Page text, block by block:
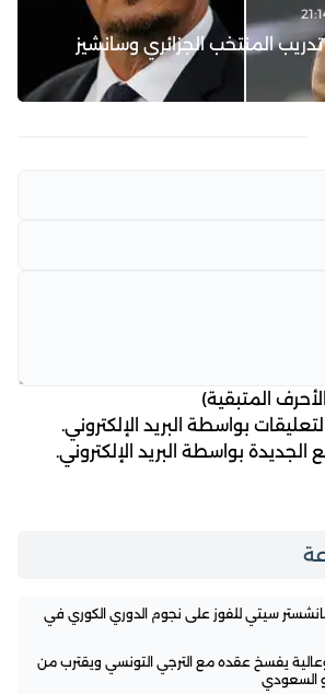
تدريب المنتخب الجزائري وسانشيز
المتبقية)
بواسطة البريد الإلكتروني.
الجديدة بواسطة البريد الإلكتروني.
سيتي للفوز على نجوم الدوري الكوري في
يفسخ عقده مع الترجي التونسي ويقترب من
السعودي